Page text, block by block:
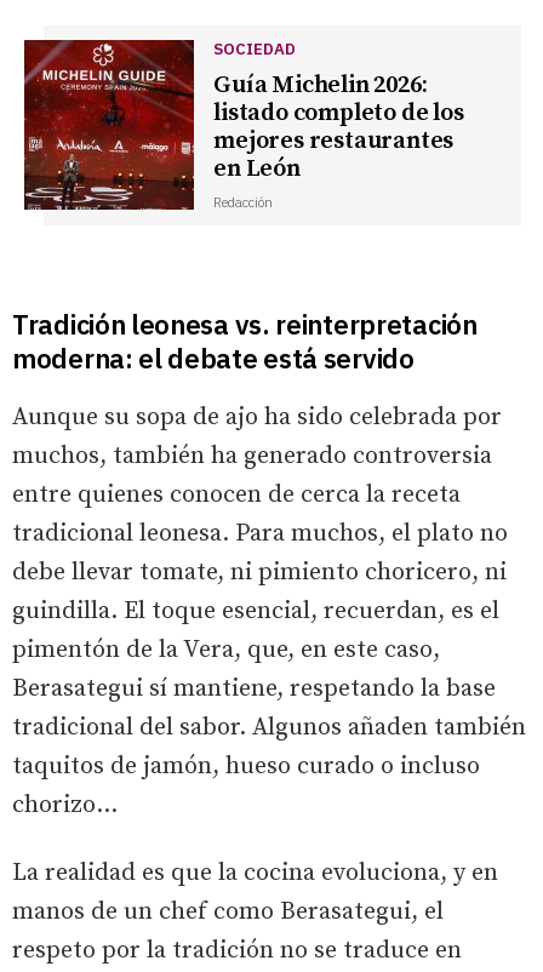
SOCIEDAD
Guía Michelin 2026:
listado completo de los
mejores restaurantes
en León
Redacción
Tradición leonesa vs. reinterpretación
moderna: el debate está servido
Aunque su sopa de ajo ha sido celebrada por
muchos, también ha generado controversia
entre quienes conocen de cerca la receta
tradicional leonesa. Para muchos, el plato no
debe llevar tomate, ni pimiento choricero, ni
guindilla. El toque esencial, recuerdan, es el
pimentón de la Vera, que, en este caso,
Berasategui sí mantiene, respetando la base
tradicional del sabor. Algunos añaden también
taquitos de jamón, hueso curado o incluso
chorizo...
La realidad es que la cocina evoluciona, y en
manos de un chef como Berasategui, el
respeto por la tradición no se traduce en